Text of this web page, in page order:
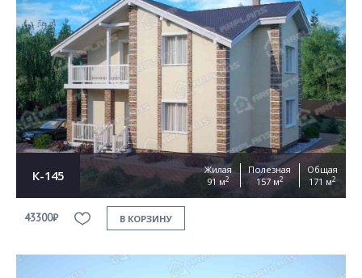
К-145
Жилая
91 м2
Полезная
157 м2
Общая
171 м2
43300₽ В КОРЗИНУ